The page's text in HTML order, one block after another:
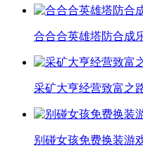
合合合英雄塔防合成
采矿大亨经营致富之
别碰女孩免费换装游